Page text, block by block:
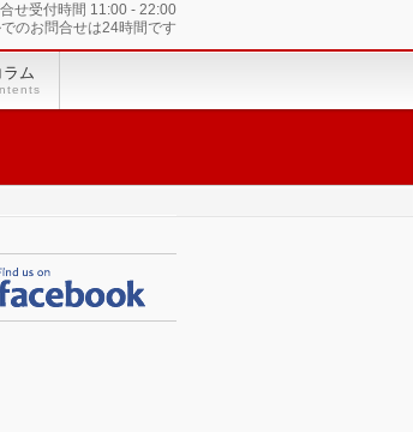
せ受付時間 11:00 - 22:00
のお問合せは24時間です
ラム